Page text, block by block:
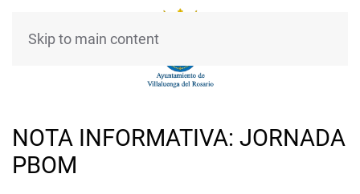
Skip to main content
NOTA INFORMATIVA: JORNADA
PBOM